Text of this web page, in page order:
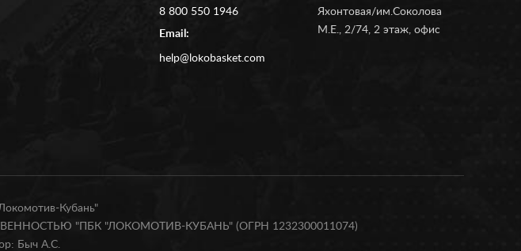
8 800 550 1946
Email:
help@lokobasket.com
Яхонтовая/им.Соколова
М.Е., 2/74, 2 этаж, офис
Кубань"
"ПБК "ЛОКОМОТИВ-КУБАНЬ" (ОГРН 1232300011074)
Быч А.С.